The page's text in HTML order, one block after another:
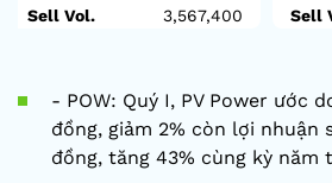
Sell Vol.
3,567,400
Sell
- POW: Quý I, PV Power ước
đồng, giảm 2% còn lợi nhuận
đồng, tăng 43% cùng kỳ năm